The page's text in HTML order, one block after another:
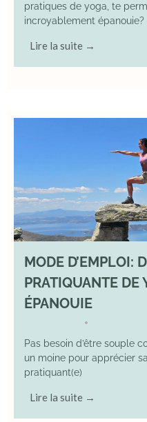
pratiques de yoga, te
incroyablement épanouie?
Lire la suite →
MODE D’EMPLOI:
PRATIQUANTE DE
ÉPANOUIE
•
Pas besoin d’être souple
un moine pour apprécier
pratiquant(e)
Lire la suite →